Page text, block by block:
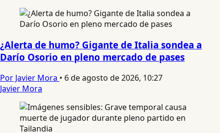
¿Alerta de humo? Gigante de Italia sondea a
Darío Osorio en pleno mercado de pases
Por Javier Mora • 6 de agosto de 2026, 10:27
Javier Mora